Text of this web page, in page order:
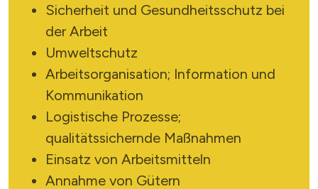
Sicherheit und Gesundheitsschutz bei
der Arbeit
Umweltschutz
Arbeitsorganisation; Information und
Kommunikation
Logistische Prozesse;
qualitätssichernde Maßnahmen
Einsatz von Arbeitsmitteln
Annahme von Gütern